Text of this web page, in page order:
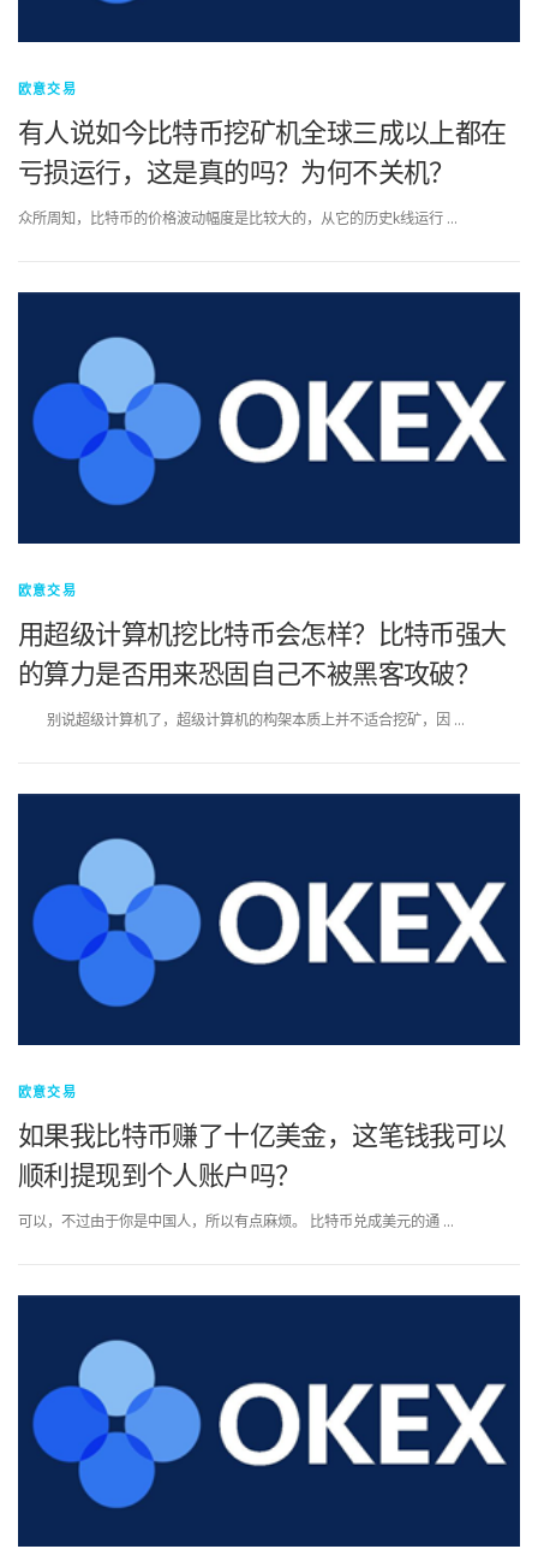
欧意交易
有人说如今比特币挖矿机全球三成以上都在
亏损运行，这是真的吗？为何不关机？
众所周知，比特币的价格波动幅度是比较大的，从它的历史k线运行 …
欧意交易
用超级计算机挖比特币会怎样？比特币强大
的算力是否用来恐固自己不被黑客攻破？
别说超级计算机了，超级计算机的构架本质上并不适合挖矿，因 …
欧意交易
如果我比特币赚了十亿美金，这笔钱我可以
顺利提现到个人账户吗？
可以，不过由于你是中国人，所以有点麻烦。 比特币兑成美元的通 …